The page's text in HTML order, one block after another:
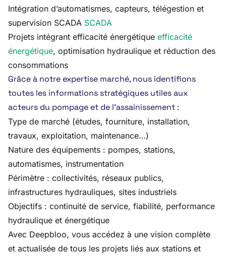
Intégration d’automatismes, capteurs, télégestion et
supervision SCADA SCADA
Projets intégrant efficacité énergétique efficacité
énergétique, optimisation hydraulique et réduction des
consommations
Grâce à notre expertise marché, nous identifions
toutes les informations stratégiques utiles aux
acteurs du pompage et de l’assainissement :
Type de marché (études, fourniture, installation,
travaux, exploitation, maintenance…)
Nature des équipements : pompes, stations,
automatismes, instrumentation
Périmètre : collectivités, réseaux publics,
infrastructures hydrauliques, sites industriels
Objectifs : continuité de service, fiabilité, performance
hydraulique et énergétique
Avec Deepbloo, vous accédez à une vision complète
et actualisée de tous les projets liés aux stations et